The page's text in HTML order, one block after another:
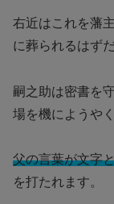
右近はこれを藩
に葬られるはず
嗣之助は密書を
場を機にようや
父の言葉が文字
を打たれます。